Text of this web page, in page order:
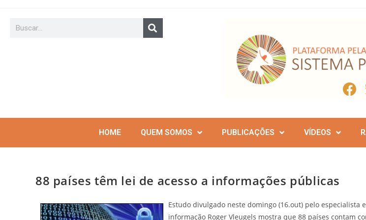
HOME QUEM SOMOS PUBLICAÇÕES VÍDEOS
88 países têm lei de acesso a informações públicas
Estudo divulgado neste domingo (16.out) pelo especialista
informação Roger Vleugels mostra que 88 países contam